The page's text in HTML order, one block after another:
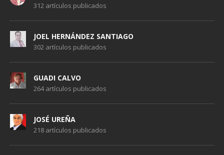
312 artículos publicados
JOEL HERNÁNDEZ SANTIAGO
302 artículos publicados
GUADI CALVO
264 artículos publicados
JOSÉ UREÑA
218 artículos publicados